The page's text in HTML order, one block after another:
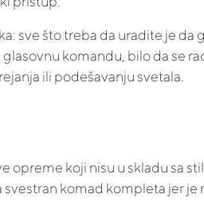
sve što treba da uradite je da
komandu, bilo da se
ili podešavanju svetala.
opreme koji nisu u skladu sa
komad kompleta jer je